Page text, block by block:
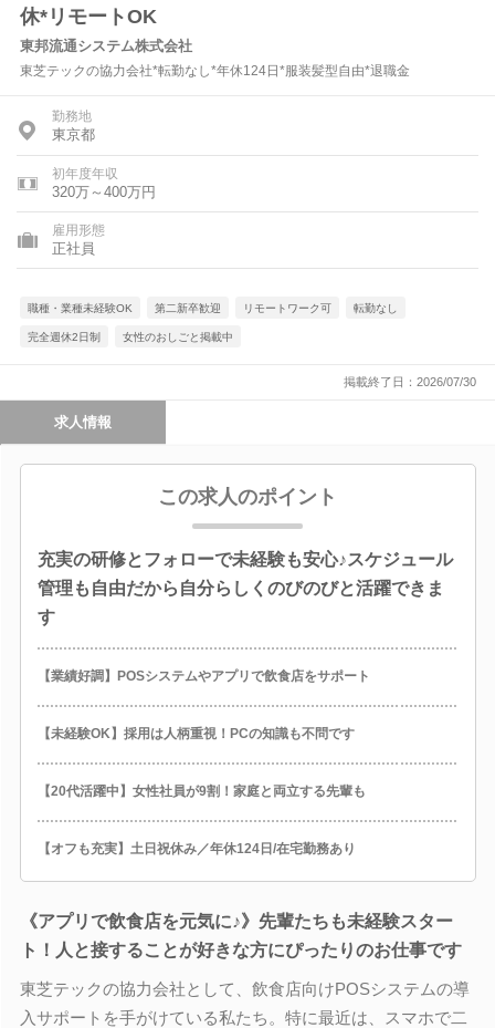
休*リモートOK
東邦流通システム株式会社
東芝テックの協力会社*転勤なし*年休124日*服装髪型自由*退職金
勤務地
東京都
初年度年収
320万～400万円
雇用形態
正社員
職種・業種未経験OK 第二新卒歓迎 リモートワーク可 転勤なし
完全週休2日制 女性のおしごと掲載中
掲載終了日：2026/07/30
求人情報
この求人のポイント
充実の研修とフォローで未経験も安心♪スケジュール
管理も自由だから自分らしくのびのびと活躍できま
す
【業績好調】POSシステムやアプリで飲食店をサポート
【未経験OK】採用は人柄重視！PCの知識も不問です
【20代活躍中】女性社員が9割！家庭と両立する先輩も
【オフも充実】土日祝休み／年休124日/在宅勤務あり
《アプリで飲食店を元気に♪》先輩たちも未経験スター
ト！人と接することが好きな方にぴったりのお仕事です
東芝テックの協力会社として、飲食店向けPOSシステムの導
入サポートを手がけている私たち。特に最近は、スマホで二